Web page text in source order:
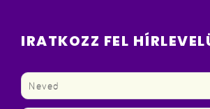
IRATKOZZ FEL